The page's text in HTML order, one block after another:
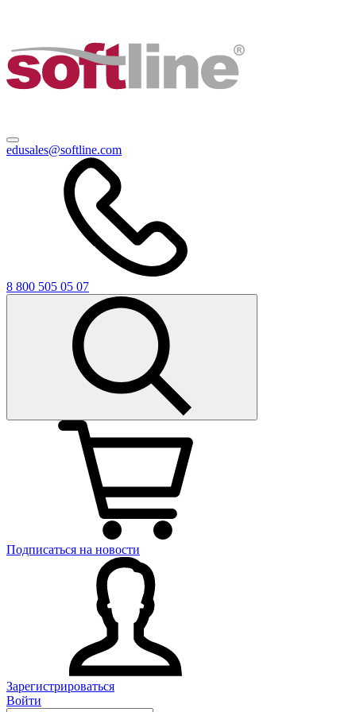
edusales@softline.com
8 800 505 05 07
Подписаться на новости
Зарегистрироваться
Войти